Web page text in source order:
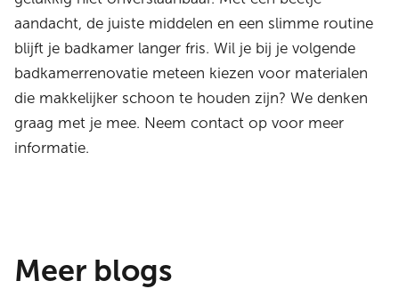
aandacht, de juiste middelen en een slimme routine
blijft je badkamer langer fris. Wil je bij je volgende
badkamerrenovatie meteen kiezen voor materialen
die makkelijker schoon te houden zijn? We denken
graag met je mee. Neem contact op voor meer
informatie.
Meer blogs